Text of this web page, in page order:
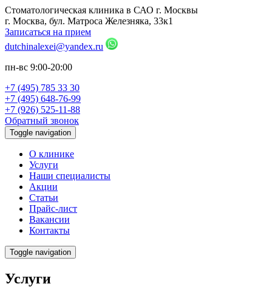
Стоматологическая клиника в САО г. Москвы
г. Москва, бул. Матроса Железняка, 33к1
Записаться на прием
dutchinalexei@yandex.ru
пн-вс 9:00-20:00
+7 (495) 785 33 30
+7 (495) 648-76-99
+7 (926) 525-11-88
Обратный звонок
Toggle navigation
О клинике
Услуги
Наши специалисты
Акции
Статьи
Прайс-лист
Вакансии
Контакты
Toggle navigation
Услуги